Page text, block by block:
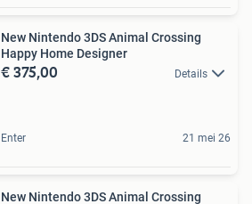
New Nintendo 3DS Animal Crossing
Happy Home Designer
€ 375,00 Details
Enter 21 mei 26
New Nintendo 3DS Animal Crossing